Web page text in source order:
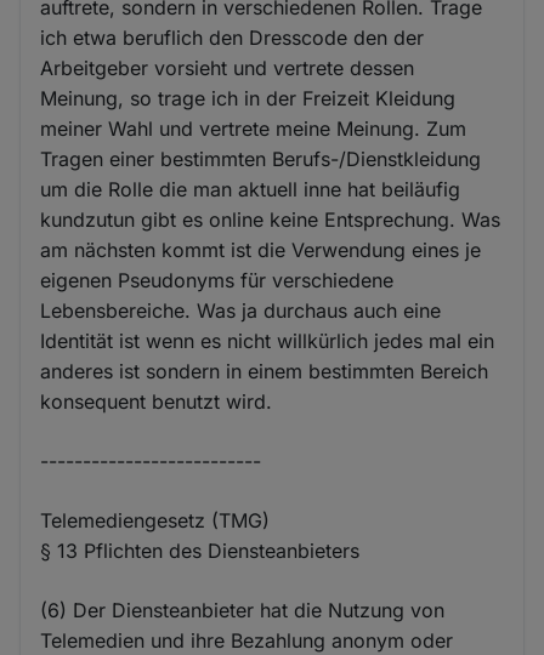
auftrete, sondern in verschiedenen Rollen. Trage
ich etwa beruflich den Dresscode den der
Arbeitgeber vorsieht und vertrete dessen
Meinung, so trage ich in der Freizeit Kleidung
meiner Wahl und vertrete meine Meinung. Zum
Tragen einer bestimmten Berufs-/Dienstkleidung
um die Rolle die man aktuell inne hat beiläufig
kundzutun gibt es online keine Entsprechung. Was
am nächsten kommt ist die Verwendung eines je
eigenen Pseudonyms für verschiedene
Lebensbereiche. Was ja durchaus auch eine
Identität ist wenn es nicht willkürlich jedes mal ein
anderes ist sondern in einem bestimmten Bereich
konsequent benutzt wird.
--------------------------
Telemediengesetz (TMG)
§ 13 Pflichten des Diensteanbieters
(6) Der Diensteanbieter hat die Nutzung von
Telemedien und ihre Bezahlung anonym oder